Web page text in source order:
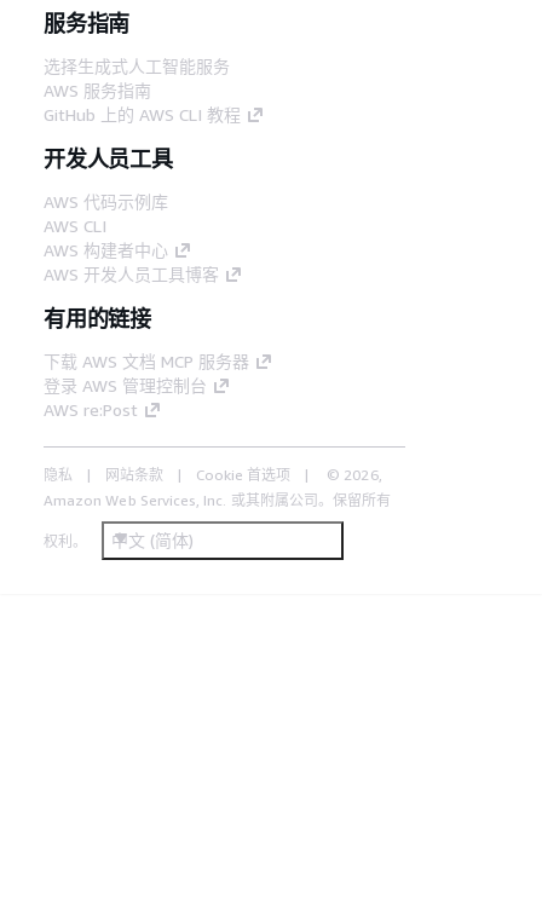
服务指南
选择生成式人工智能服务
AWS 服务指南
GitHub 上的 AWS CLI 教程
开发人员工具
AWS 代码示例库
AWS CLI
AWS 构建者中心
AWS 开发人员工具博客
有用的链接
下载 AWS 文档 MCP 服务器
登录 AWS 管理控制台
AWS re:Post
隐私 网站条款 Cookie 首选项
© 2026,
Amazon Web Services, Inc. 或其附属公司。保留所有
权利。 中文 (简体)